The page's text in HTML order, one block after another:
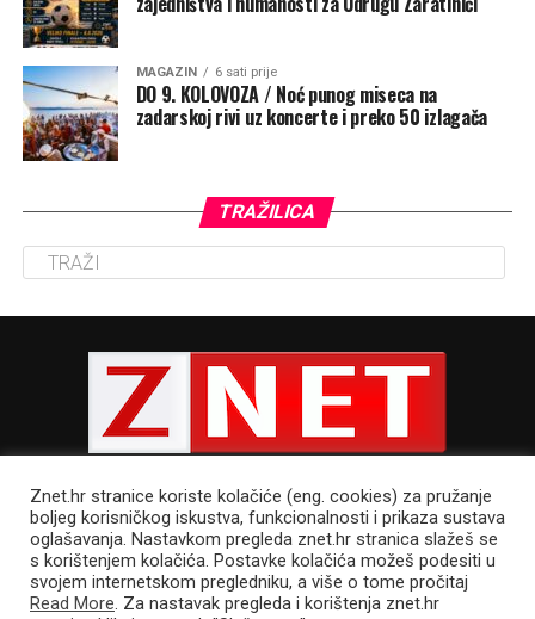
MAGAZIN 6 sati prije
DO 9. KOLOVOZA / Noć punog miseca na
zadarskoj rivi uz koncerte i preko 50 izlagača
TRAŽILICA
POLITIKA PRIVATNOSTI UVJETI KORIŠTENJA
IMPRESSUM
CJENIK OGLAŠAVANJA
Znet.hr stranice koriste kolačiće (eng. cookies) za pružanje
boljeg korisničkog iskustva, funkcionalnosti i prikaza sustava
oglašavanja. Nastavkom pregleda znet.hr stranica slažeš se
s korištenjem kolačića. Postavke kolačića možeš podesiti u
svojem internetskom pregledniku, a više o tome pročitaj
Read More. Za nastavak pregleda i korištenja znet.hr